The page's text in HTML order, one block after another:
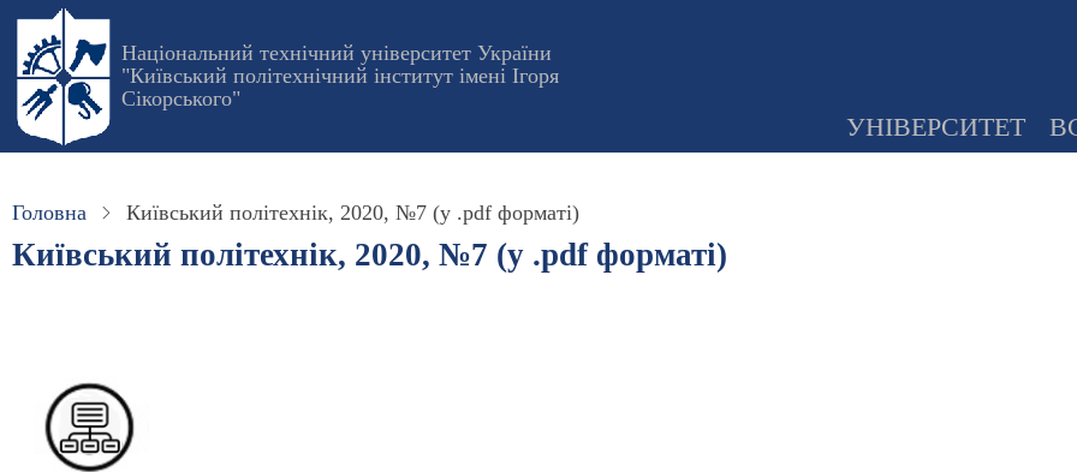
Перейти
основного
вмісту
Національний технічний університет України
"Київський політехнічний інститут імені Ігоря
Сікорського"
УНІВЕРСИТЕТ
Головна Київський політехнік, 2020, №7 (у .pdf форматі)
Київський політехнік, 2020, №7 (у .pdf форматі)